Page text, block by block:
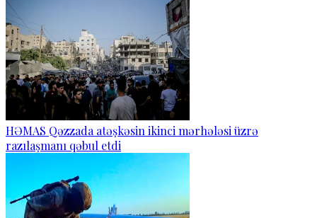
HƏMAS Qəzzada atəşkəsin ikinci mərhələsi üzrə
razılaşmanı qəbul etdi